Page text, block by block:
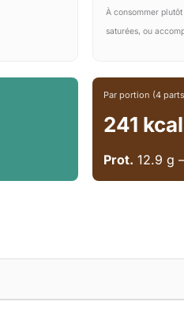
À consommer
saturées, ou
Par portion (4
241 kcal
Prot. 12.9